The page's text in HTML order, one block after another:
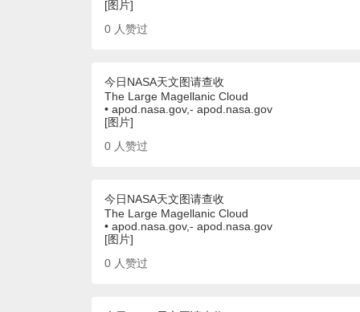
[图片]
0 人赞过
今日NASA天文图请查收
The Large Magellanic Cloud
• apod.nasa.gov,- apod.nasa.gov
[图片]
0 人赞过
今日NASA天文图请查收
The Large Magellanic Cloud
• apod.nasa.gov,- apod.nasa.gov
[图片]
0 人赞过